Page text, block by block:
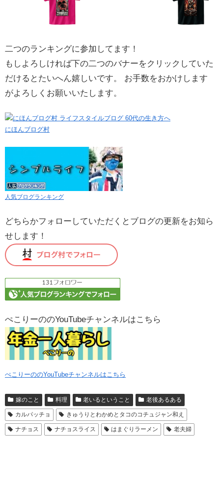
二つのランキングに参加してます！
もしよろしければ下の二つのバナーをクリックしていた
だけるとたいへん嬉しいです。 お手数をおかけします
がよろしくお願いいたします。
にほんブログ村
人気ブログランキング
どちらかフォローしていただくとブログの更新をお知ら
せします！
ぺこりーののYouTubeチャンネルはこちら
ぺこりーののYouTubeチャンネルはこちら
嫁のこと 料理 老いるということ 老後あるある
カルパッチョ きゅうりとわかめとタコのコチュジャン和え
ナチョス ナチョスライス はまぐりラーメン 老夫婦